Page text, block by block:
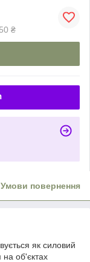
₴
Умови повернення
як силовий
на об'єктах